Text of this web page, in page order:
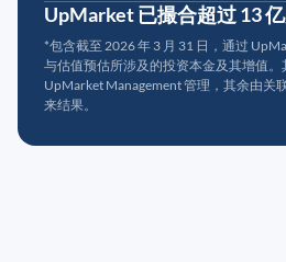
UpMarket 已撮合超过 13
*包含截至 2026 年 3 月 31 日，通过
与估值预估所涉及的投资本金及其增值。
UpMarket Management 管理，其余由关
来结果。